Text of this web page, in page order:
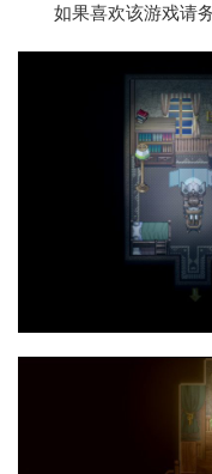
如果喜欢该游戏请